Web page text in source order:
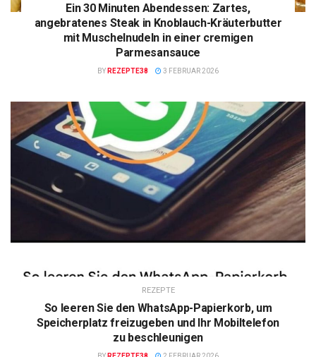
Ein 30 Minuten Abendessen: Zartes,
angebratenes Steak in Knoblauch-Kräuterbutter
mit Muschelnudeln in einer cremigen
Parmesansauce
BY REZEPTE38 3 FEBRUAR 2026
REZEPTE
So leeren Sie den WhatsApp-Papierkorb, um
Speicherplatz freizugeben und Ihr Mobiltelefon
zu beschleunigen